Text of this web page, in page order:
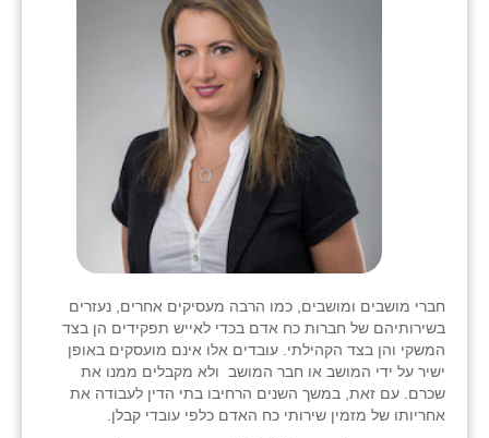
חברי מושבים ומושבים, כמו הרבה מעסיקים אחרים, נעזרים
בשירותיהם של חברות כח אדם בכדי לאייש תפקידים הן בצד
המשקי והן בצד הקהילתי. עובדים אלו אינם מועסקים באופן
ישיר על ידי המושב או חבר המושב ולא מקבלים ממנו את
שכרם. עם זאת, במשך השנים הרחיבו בתי הדין לעבודה את
אחריותו של מזמין שירותי כח האדם כלפי עובדי קבלן.
גני יהודה
גנות
ורד יריחו